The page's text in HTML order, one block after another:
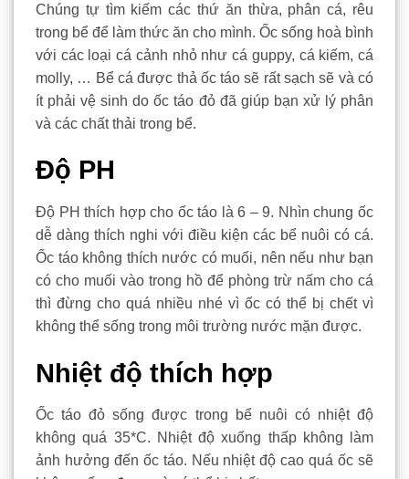
Chúng tự tìm kiếm các thứ ăn thừa, phân cá, rêu
trong bể để làm thức ăn cho mình. Ốc sống hoà bình
với các loại cá cảnh nhỏ như cá guppy, cá kiếm, cá
molly, … Bể cá được thả ốc táo sẽ rất sạch sẽ và có
ít phải vệ sinh do ốc táo đỏ đã giúp bạn xử lý phân
và các chất thải trong bể.
Độ PH
Độ PH thích hợp cho ốc táo là 6 – 9. Nhìn chung ốc
dễ dàng thích nghi với điều kiện các bể nuôi có cá.
Ốc táo không thích nước có muối, nên nếu như bạn
có cho muối vào trong hồ để phòng trừ nấm cho cá
thì đừng cho quá nhiều nhé vì ốc có thể bị chết vì
không thể sống trong môi trường nước mặn được.
Nhiệt độ thích hợp
Ốc táo đỏ sống được trong bể nuôi có nhiệt độ
không quá 35*C. Nhiệt độ xuống thấp không làm
ảnh hưởng đến ốc táo. Nếu nhiệt độ cao quá ốc sẽ